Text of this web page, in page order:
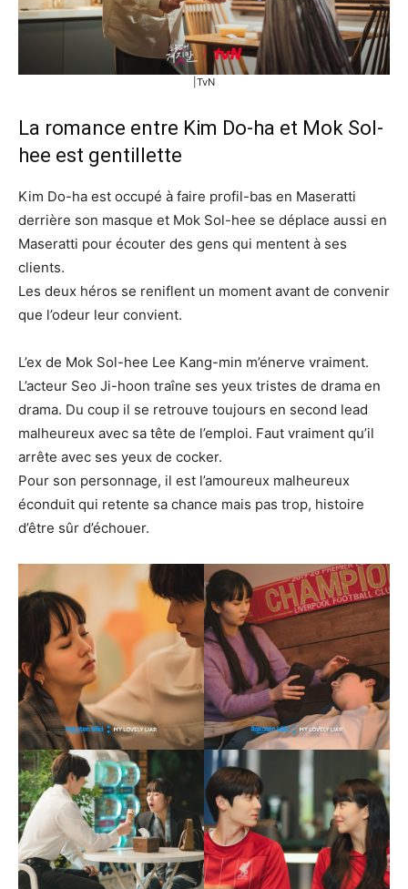
|TvN
La romance entre Kim Do-ha et Mok Sol-
hee est gentillette
Kim Do-ha est occupé à faire profil-bas en Maseratti
derrière son masque et Mok Sol-hee se déplace aussi en
Maseratti pour écouter des gens qui mentent à ses
clients.
Les deux héros se reniflent un moment avant de convenir
que l’odeur leur convient.
L’ex de Mok Sol-hee Lee Kang-min m’énerve vraiment.
L’acteur Seo Ji-hoon traîne ses yeux tristes de drama en
drama. Du coup il se retrouve toujours en second lead
malheureux avec sa tête de l’emploi. Faut vraiment qu’il
arrête avec ses yeux de cocker.
Pour son personnage, il est l’amoureux malheureux
éconduit qui retente sa chance mais pas trop, histoire
d’être sûr d’échouer.